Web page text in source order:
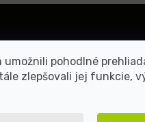
umožnili pohodlné
zlepšovali jej funkcie,